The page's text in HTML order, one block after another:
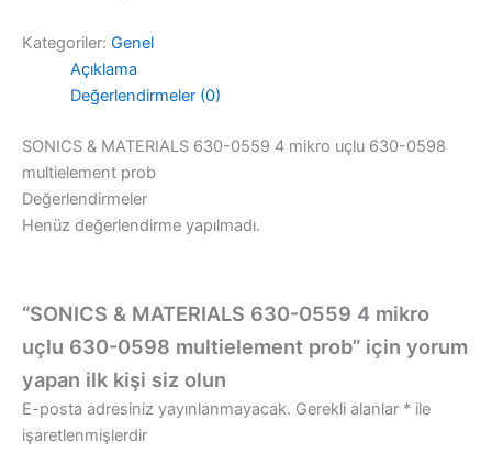
Kategoriler: Genel
Açıklama
Değerlendirmeler (0)
SONICS & MATERIALS 630-0559 4 mikro uçlu 630-0598
multielement prob
Değerlendirmeler
Henüz değerlendirme yapılmadı.
“SONICS & MATERIALS 630-0559 4 mikro
uçlu 630-0598 multielement prob” için yorum
yapan ilk kişi siz olun
E-posta adresiniz yayınlanmayacak. Gerekli alanlar * ile
işaretlenmişlerdir